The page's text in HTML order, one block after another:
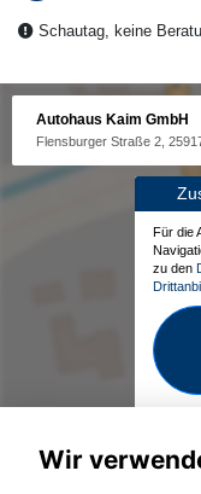
Schautag, keine
Autohaus Kaim GmbH
Flensburger Straße 2,
Für die
zu den
Wir